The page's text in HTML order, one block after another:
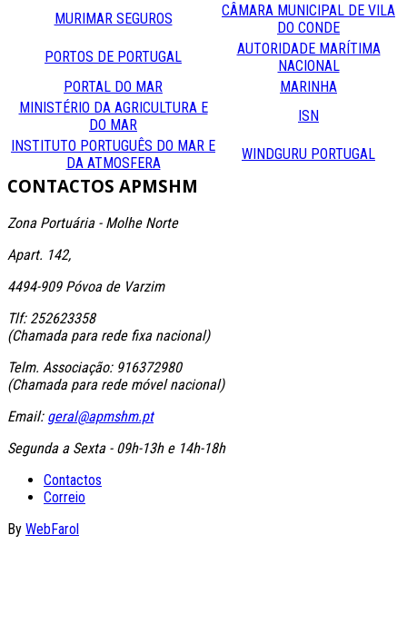
MURIMAR SEGUROS
CÂMARA MUNICIPAL DE VILA
DO CONDE
PORTOS DE PORTUGAL
AUTORIDADE MARÍTIMA
NACIONAL
PORTAL DO MAR
MARINHA
MINISTÉRIO DA AGRICULTURA E
DO MAR
ISN
INSTITUTO PORTUGUÊS DO MAR E
DA ATMOSFERA
WINDGURU PORTUGAL
CONTACTOS APMSHM
Zona Portuária - Molhe Norte
Apart. 142,
4494-909 Póvoa de Varzim
Tlf: 252623358
(Chamada para rede fixa nacional)
Telm. Associação: 916372980
(Chamada para rede móvel nacional)
Email: geral@apmshm.pt
Segunda a Sexta - 09h-13h e 14h-18h
Contactos
Correio
By WebFarol